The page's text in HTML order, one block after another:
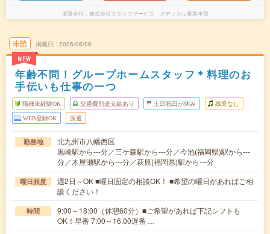
派遣会社 株式会社スタッフサービス メディカル事業本部
未読
NEW
掲載日 2026/08/06
年齢不問！グループホームスタッフ＊料理のお
手伝いも仕事の一つ
職種未経験OK 交通費別途支給あり 土日祝日が休み 残業なし
WEB登録OK 派遣
勤務地
北九州市八幡西区
黒崎駅から---分／三ケ森駅から---分／今池(福岡県)駅から---
分／木屋瀬駅から---分／萩原(福岡県)駅から---分
曜日頻度
週2日～OK ■曜日固定の相談OK！ ■希望の曜日があればご相
談ください！
時間
9:00～18:00（休憩60分）■ご希望があれば下記シフトも
OK！早番 7:00～16:00遅番 …